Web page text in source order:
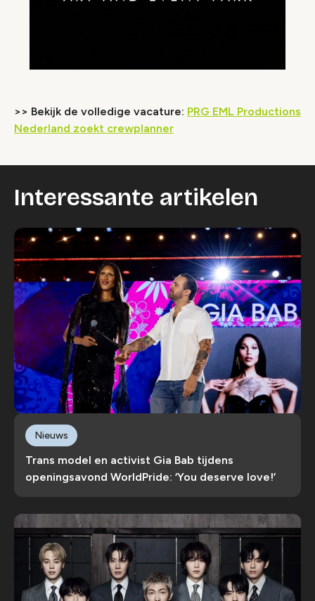
>> Bekijk de volledige vacature: PRG EML Productions
Nederland zoekt crewplanner
Interessante artikelen
Trans model en activist Gia Bab tijdens
openingsavond WorldPride: ‘You deserve love!’
Nieuws